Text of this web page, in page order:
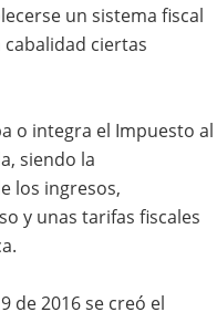
un sistema fiscal
ciertas
o integra el Impuesto al
siendo la
los ingresos,
y unas tarifas fiscales
de 2016 se creó el